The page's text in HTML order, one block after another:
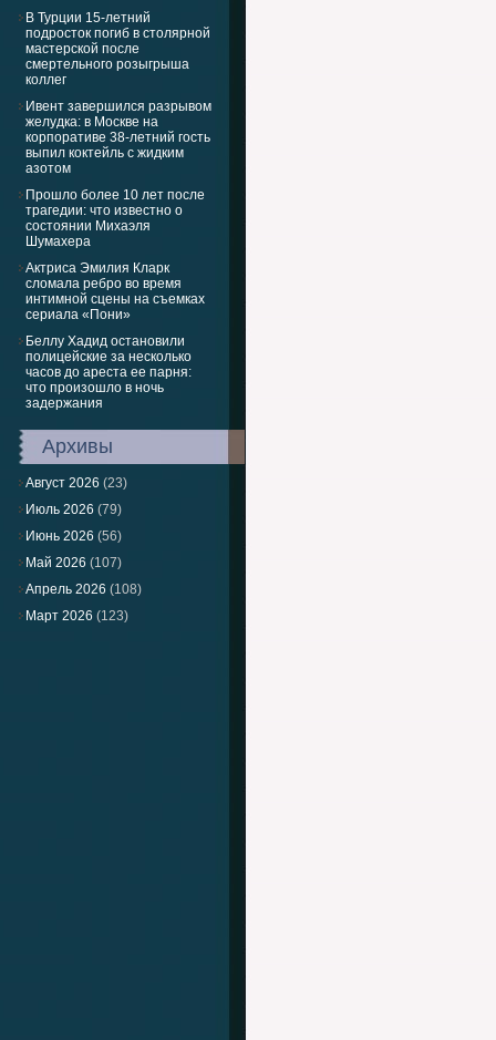
В Турции 15-летний
подросток погиб в столярной
мастерской после
смертельного розыгрыша
коллег
Ивент завершился разрывом
желудка: в Москве на
корпоративе 38-летний гость
выпил коктейль с жидким
азотом
Прошло более 10 лет после
трагедии: что известно о
состоянии Михаэля
Шумахера
Актриса Эмилия Кларк
сломала ребро во время
интимной сцены на съемках
сериала «Пони»
Беллу Хадид остановили
полицейские за несколько
часов до ареста ее парня:
что произошло в ночь
задержания
Архивы
Август 2026 (23)
Июль 2026 (79)
Июнь 2026 (56)
Май 2026 (107)
Апрель 2026 (108)
Март 2026 (123)